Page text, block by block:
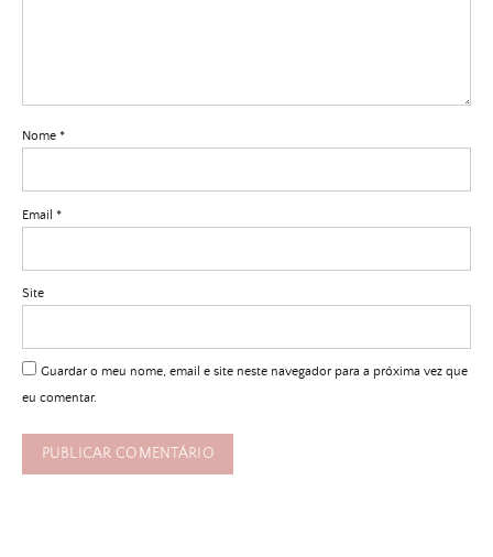
Nome *
Email *
Site
Guardar o meu nome, email e site neste navegador para a próxima vez que
eu comentar.